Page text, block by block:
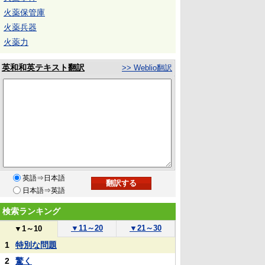
火薬保管庫
火薬兵器
火薬力
英和和英テキスト翻訳 >> Weblio翻訳
英語⇒日本語
日本語⇒英語
検索ランキング
▼ 1～10 ▼ 11～20 ▼ 21～30
1
特別な問題
2
驚く